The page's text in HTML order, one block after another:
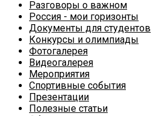
Разговоры о важном
Россия - мои горизонты
Документы для студентов
Конкурсы и олимпиады
Фотогалерея
Видеогалерея
Мероприятия
Спортивные события
Презентации
Полезные статьи